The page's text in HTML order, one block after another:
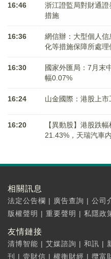
16:46
浙江證監局對財通
措施
16:36
網信辦：大型個人
化等措施保障所處理
16:30
國家外匯局：7月末
幅0.07%
16:24 山金國際：港股上市
16:20
【異動股】港股跌
21.43%，天瑞汽車
相關訊息
法定公告欄 | 廣告查詢 | 公司
版權聲明 | 重要聲明 | 私隱政
友情鏈接
清博智能 | 艾媒諮詢 | 和訊 |
刊
| 壹財信 | 權衡財經 | 攬富